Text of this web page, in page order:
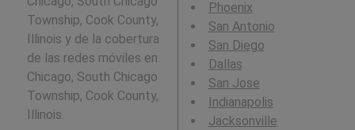
Township, Cook County,
Illinois y de la cobertura
de las redes móviles en
Chicago, South Chicago
Township, Cook County,
Illinois.
Phoenix
San Antonio
San Diego
Dallas
San Jose
Indianapolis
Jacksonville